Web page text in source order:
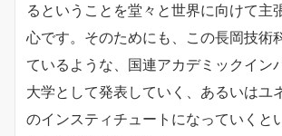
るということを堂々と世界に向けて主
心です。そのためにも、この長岡技術
ているような、国連アカデミックイン
大学として発表していく、あるいはユ
のインスティチュートになっていくと